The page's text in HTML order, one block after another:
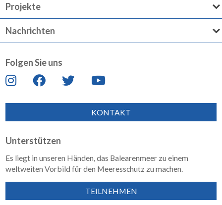
Projekte
Nachrichten
Folgen Sie uns
KONTAKT
Unterstützen
Es liegt in unseren Händen, das Balearenmeer zu einem
weltweiten Vorbild für den Meeresschutz zu machen.
TEILNEHMEN